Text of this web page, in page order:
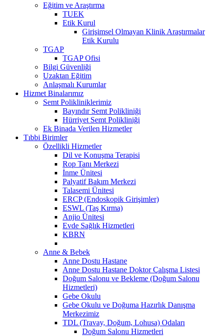
Eğitim ve Araştırma
TUEK
Etik Kurul
Girişimsel Olmayan Klinik Araştırmalar
Etik Kurulu
TGAP
TGAP Ofisi
Bilgi Güvenliği
Uzaktan Eğitim
Anlaşmalı Kurumlar
Hizmet Binalarımız
Semt Polikliniklerimiz
Bayındır Semt Polikliniği
Hürriyet Semt Polikliniği
Ek Binada Verilen Hizmetler
Tıbbi Birimler
Özellikli Hizmetler
Dil ve Konuşma Terapisi
Rop Tanı Merkezi
İnme Ünitesi
Palyatif Bakım Merkezi
Talasemi Ünitesi
ERCP (Endoskopik Girişimler)
ESWL (Taş Kırma)
Anjio Ünitesi
Evde Sağlık Hizmetleri
KBRN
Anne & Bebek
Anne Dostu Hastane
Anne Dostu Hastane Doktor Çalışma Listesi
Doğum Salonu ve Bekleme (Doğum Salonu
Hizmetleri)
Gebe Okulu
Gebe Okulu ve Doğuma Hazırlık Danışma
Merkezimiz
TDL (Travay, Doğum, Lohusa) Odaları
Doğum Salonu Hizmetleri